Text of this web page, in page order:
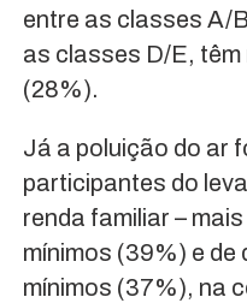
entre as classes A/
as classes D/E,
(28%).
Já a poluição do ar
participantes do
renda familiar –
mínimos (39%) e
mínimos (37%), na